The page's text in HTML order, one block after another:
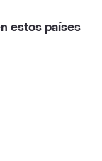
estos países